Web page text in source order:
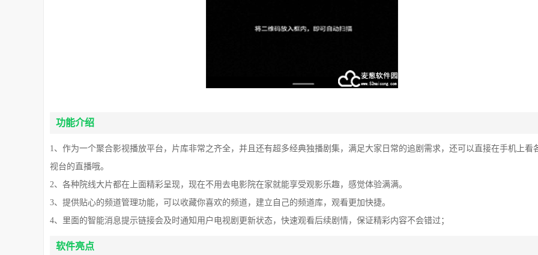
功能介绍
1、作为一个聚合影视播放平台，片库非常之齐全，并且还有超多经典独播剧集，满足大家日常的追剧需求，还可以直接在手机上看
视台的直播哦。
2、各种院线大片都在上面精彩呈现，现在不用去电影院在家就能享受观影乐趣，感觉体验满满。
3、提供贴心的频道管理功能，可以收藏你喜欢的频道，建立自己的频道库，观看更加快捷。
4、里面的智能消息提示链接会及时通知用户电视剧更新状态，快速观看后续剧情，保证精彩内容不会错过；
软件亮点